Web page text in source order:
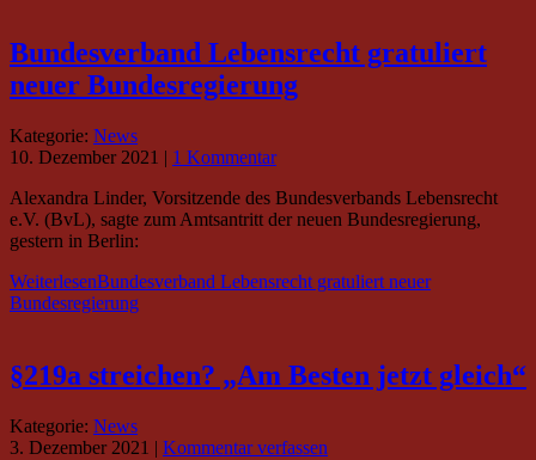
Bundesverband Lebensrecht gratuliert
neuer Bundesregierung
Kategorie: News
10. Dezember 2021 | 1 Kommentar
Alexandra Linder, Vorsitzende des Bundesverbands Lebensrecht
e.V. (BvL), sagte zum Amtsantritt der neuen Bundesregierung,
gestern in Berlin:
WeiterlesenBundesverband Lebensrecht gratuliert neuer
Bundesregierung
§219a streichen? „Am Besten jetzt gleich“
Kategorie: News
3. Dezember 2021 | Kommentar verfassen